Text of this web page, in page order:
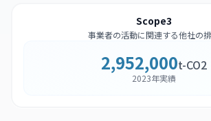
Scope3
事業者の活動に関連する他社の
2,952,000t-CO2
2023年実績